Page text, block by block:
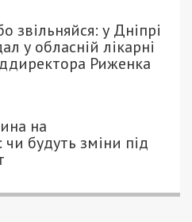
звільняйся: у Дніпрі
у обласній лікарні
Риженка
на
будуть зміни під